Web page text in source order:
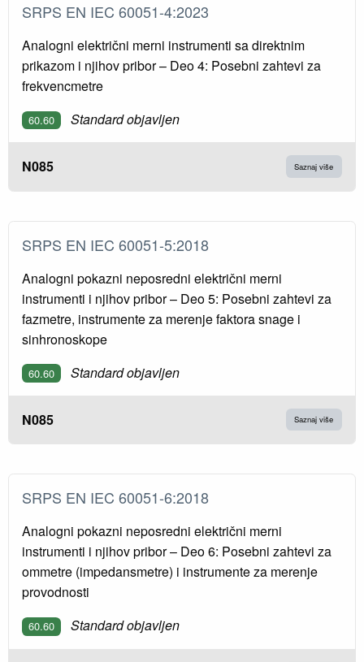
SRPS EN IEC 60051-4:2023
Analogni električni merni instrumenti sa direktnim
prikazom i njihov pribor – Deo 4: Posebni zahtevi za
frekvencmetre
60.60 Standard objavljen
N085 Saznaj više
SRPS EN IEC 60051-5:2018
Analogni pokazni neposredni električni merni
instrumenti i njihov pribor – Deo 5: Posebni zahtevi za
fazmetre, instrumente za merenje faktora snage i
sinhronoskope
60.60 Standard objavljen
N085 Saznaj više
SRPS EN IEC 60051-6:2018
Analogni pokazni neposredni električni merni
instrumenti i njihov pribor – Deo 6: Posebni zahtevi za
ommetre (impedansmetre) i instrumente za merenje
provodnosti
60.60 Standard objavljen